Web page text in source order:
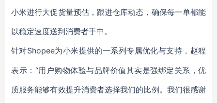
小米进行大促货量预估，跟进仓库动态，确保每一单都能
以稳定速度送到消费者手中。
针对Shopee为小米提供的一系列专属优化与支持，赵程
表示：“用户购物体验与品牌价值其实是强绑定关系，优
质服务能够有效提升消费者选择我们的比例。我们很感谢